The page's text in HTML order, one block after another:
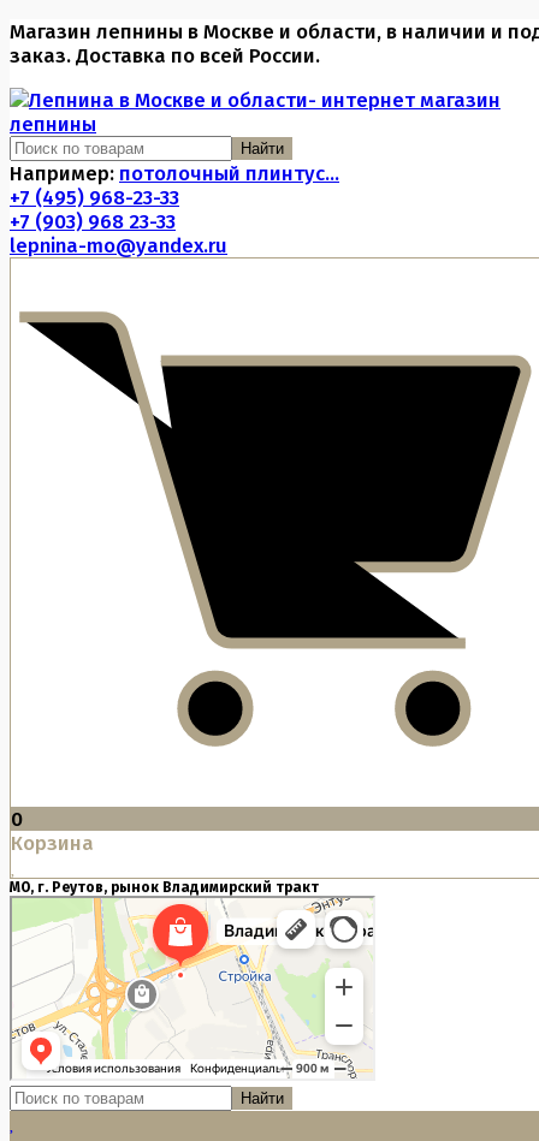
Магазин лепнины в Москве и области, в наличии и
заказ. Доставка по всей России.
Найти
Например: потолочный плинтус...
+7 (495) 968-23-33
+7 (903) 968 23-33
lepnina-mo@yandex.ru
0
Корзина
МО, г. Реутов, рынок Владимирский тракт
Найти